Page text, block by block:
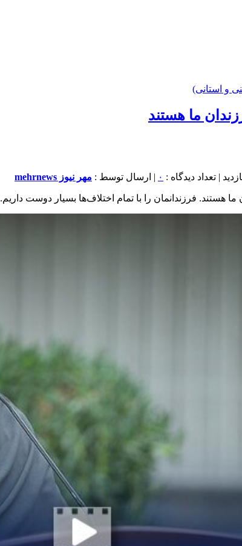
و استانی)
ما هستند
۰ | ارسال توسط : مهر نیوز mehrnews
فرزندانمان را با تمام اختلاف‌ها بسیار دوست داریم.